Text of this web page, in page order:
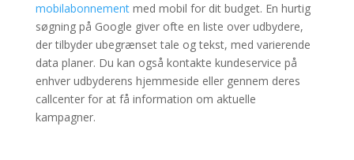
mobilabonnementmed mobil for dit budget. En hurtig
søgning på Google giver ofte en liste over udbydere,
der tilbyder ubegrænset tale og tekst, med varierende
data planer. Du kan også kontakte kundeservice på
enhver udbyderens hjemmeside eller gennem deres
callcenter for at få information om aktuelle
kampagner.